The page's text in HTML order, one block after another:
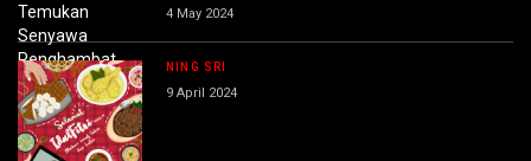
4 May 2024
NING SRI
9 April 2024